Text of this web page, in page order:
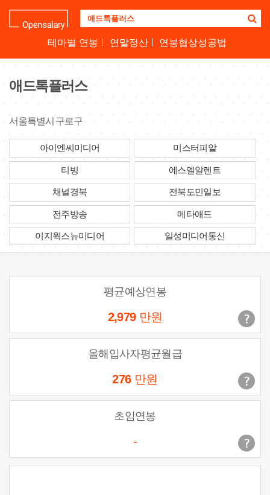
업
명
하
테마별 연봉 연말정산 연봉협상성공법
애드톡플러스
서울특별시 구로구
아이엔씨미디어 미스터피알
티빙 에스엘알렌트
채널경북 전북도민일보
전주방송 메타애드
이지웍스뉴미디어 일성미디어통신
평균예상연봉
2,979 만원
올해입사자평균월급
276 만원
초임연봉
-